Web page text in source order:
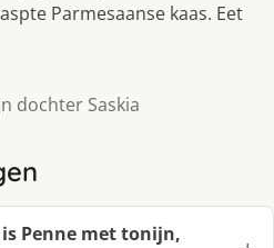
Parmesaanse kaas. Eet
dochter Saskia
Penne met tonijn,